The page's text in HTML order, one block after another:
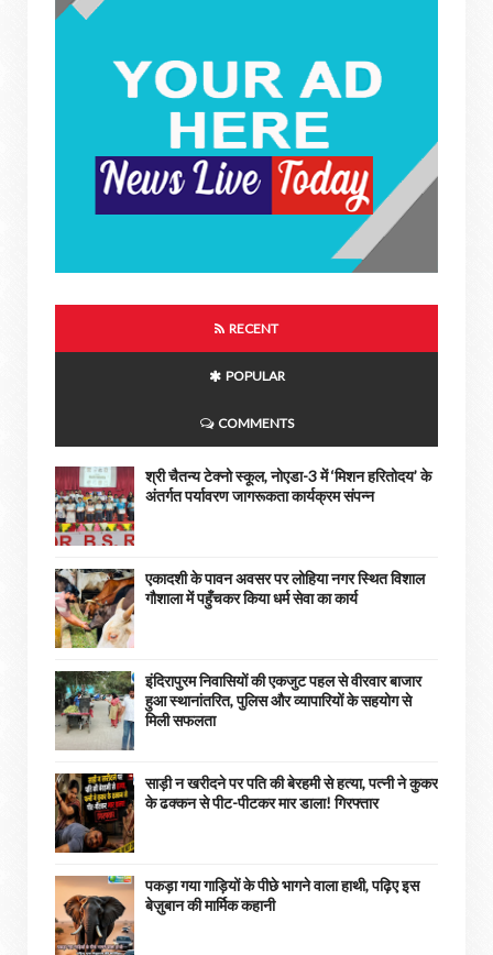
RECENT
POPULAR
COMMENTS
श्री चैतन्य टेक्नो स्कूल, नोएडा-3 में ‘मिशन हरितोदय’ के
अंतर्गत पर्यावरण जागरूकता कार्यक्रम संपन्न
एकादशी के पावन अवसर पर लोहिया नगर स्थित विशाल
गौशाला में पहुँचकर किया धर्म सेवा का कार्य
इंदिरापुरम निवासियों की एकजुट पहल से वीरवार बाजार
हुआ स्थानांतरित, पुलिस और व्यापारियों के सहयोग से
मिली सफलता
साड़ी न खरीदने पर पति की बेरहमी से हत्या, पत्नी ने कुकर
के ढक्कन से पीट-पीटकर मार डाला! गिरफ्तार
पकड़ा गया गाड़ियों के पीछे भागने वाला हाथी, पढ़िए इस
बेज़ुबान की मार्मिक कहानी